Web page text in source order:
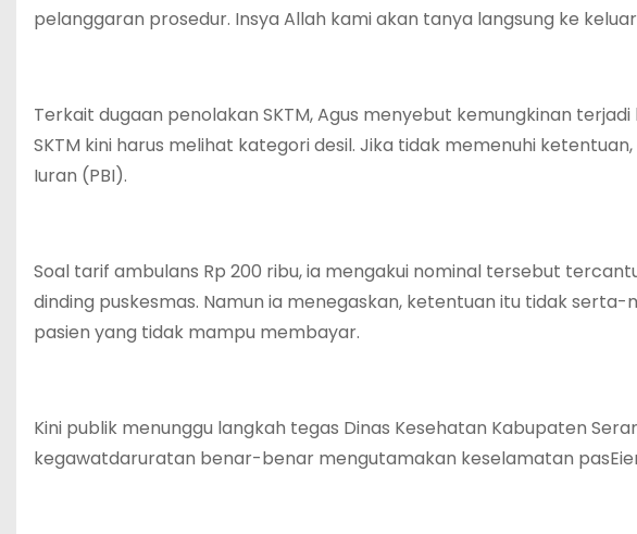
pelanggaran prosedur. Insya Allah kami akan tanya langsung ke
Terkait dugaan penolakan SKTM, Agus menyebut kemungkinan
SKTM kini harus melihat kategori desil. Jika tidak memenuhi
Iuran (PBI).
Soal tarif ambulans Rp 200 ribu, ia mengakui nominal tersebut
dinding puskesmas. Namun ia menegaskan, ketentuan itu tidak
pasien yang tidak mampu membayar.
Kini publik menunggu langkah tegas Dinas Kesehatan Kabupaten
kegawatdaruratan benar-benar mengutamakan keselamatan